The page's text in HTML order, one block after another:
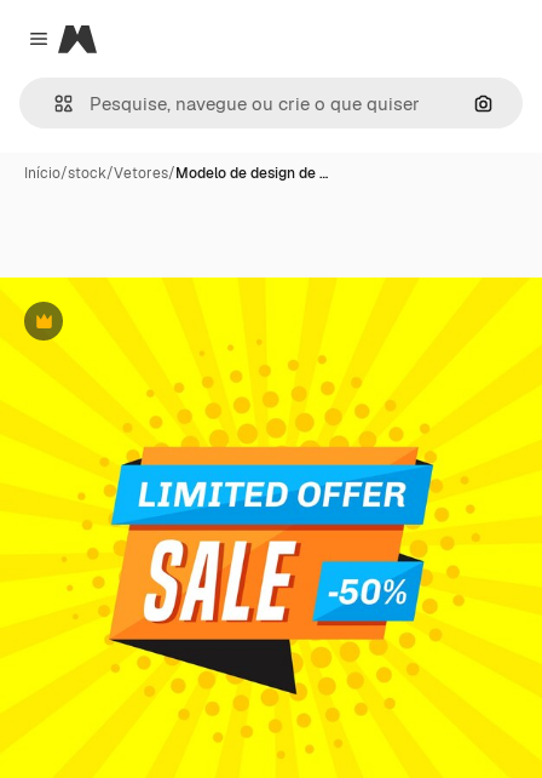
Close menu
Magnific
Início/stock/Vetores/Modelo de design de …
Premium